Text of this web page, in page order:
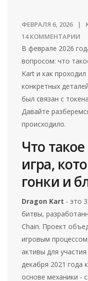
ФЕВРАЛЯ 6, 2026
14 КОММЕНТАРИИ
В феврале 2026
вопросом: что
Kart и как
конкретных
был связан с
Давайте
происходило.
Что
игра,
гонки и
Dragon Kart - это
битвы,
Chain. Проект
игровым
активы для
декабря 2021 года
основе механики -